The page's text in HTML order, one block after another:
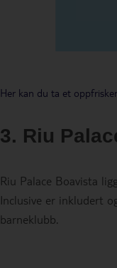
Her kan du ta et
3. Riu
Riu Palace Boavista
Inclusive er inkludert
barneklubb.